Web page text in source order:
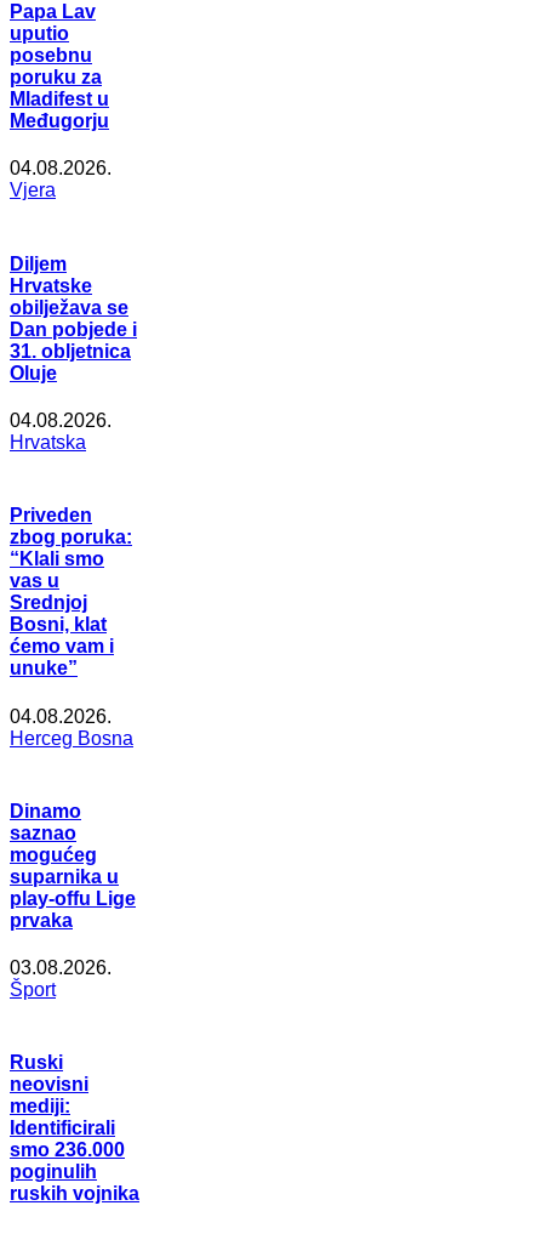
Papa Lav
uputio
posebnu
poruku za
Mladifest u
Međugorju
04.08.2026.
Vjera
Diljem
Hrvatske
obilježava se
Dan pobjede i
31. obljetnica
Oluje
04.08.2026.
Hrvatska
Priveden
zbog poruka:
“Klali smo
vas u
Srednjoj
Bosni, klat
ćemo vam i
unuke”
04.08.2026.
Herceg Bosna
Dinamo
saznao
mogućeg
suparnika u
play-offu Lige
prvaka
03.08.2026.
Šport
Ruski
neovisni
mediji:
Identificirali
smo 236.000
poginulih
ruskih vojnika